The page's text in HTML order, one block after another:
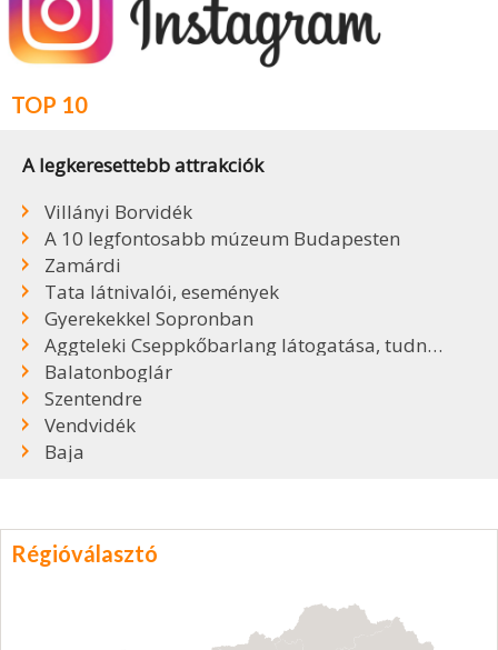
TOP 10
A legkeresettebb attrakciók
Villányi Borvidék
A 10 legfontosabb múzeum Budapesten
Zamárdi
Tata látnivalói, események
Gyerekekkel Sopronban
Aggteleki Cseppkőbarlang látogatása, tudnivalók
Balatonboglár
Szentendre
Vendvidék
Baja
Régióválasztó